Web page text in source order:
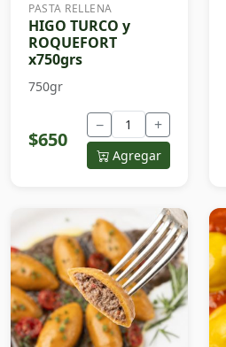
PASTA RELLENA
HIGO TURCO y
ROQUEFORT
x750grs
750gr
$650
− +
Agregar